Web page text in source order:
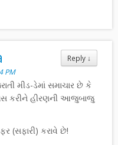
Reply ↓
PM
મીડ-ડેમાં સમાચાર છે કે
કરીને હીરણની આજુબાજુ
(સફારી) કરાવે છે!